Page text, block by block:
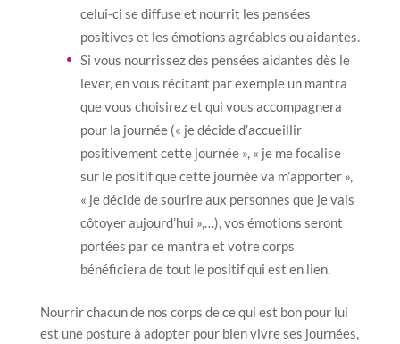
celui-ci se diffuse et nourrit les pensées
positives et les émotions agréables ou aidantes.
Si vous nourrissez des pensées aidantes dès le
lever, en vous récitant par exemple un mantra
que vous choisirez et qui vous accompagnera
pour la journée (« je décide d’accueillir
positivement cette journée », « je me focalise
sur le positif que cette journée va m’apporter »,
« je décide de sourire aux personnes que je vais
côtoyer aujourd’hui »,…), vos émotions seront
portées par ce mantra et votre corps
bénéficiera de tout le positif qui est en lien.
Nourrir chacun de nos corps de ce qui est bon pour lui
est une posture à adopter pour bien vivre ses journées,